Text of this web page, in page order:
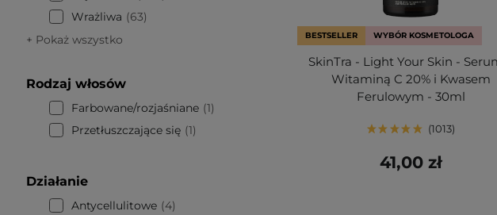
Wrażliwa
63
+ Pokaż wszystko
Rodzaj włosów
Farbowane/rozjaśniane 1
Przetłuszczające się 1
Działanie
Antycellulitowe
4
BESTSELLER WYBÓR KOSMETOLOGA
SkinTra - Light Your Skin -
Witaminą C 20% i Kwasem
Ferulowym - 30ml
1013
41,00 zł